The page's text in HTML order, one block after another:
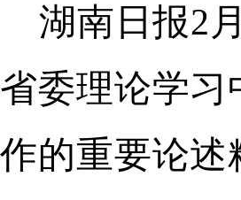
湖南日报2
省委理论学
作的重要论述